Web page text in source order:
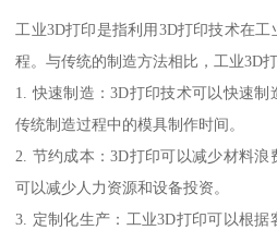
工业3D打印是指利用3D打印技术在
程。与传统的制造方法相比，工业3D
1. 快速制造：3D打印技术可以快速
传统制造过程中的模具制作时间。
2. 节约成本：3D打印可以减少材料
可以减少人力资源和设备投资。
3. 定制化生产：工业3D打印可以根